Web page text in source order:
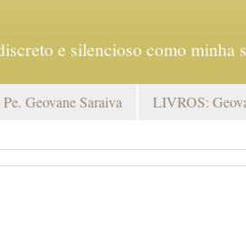
e silencioso como
Geovane Saraiva LIVROS: